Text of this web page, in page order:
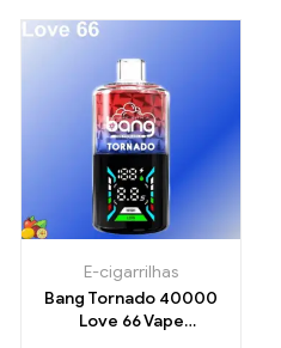
E-cigarrilhas
Bang Tornado 40000
Love 66 Vape